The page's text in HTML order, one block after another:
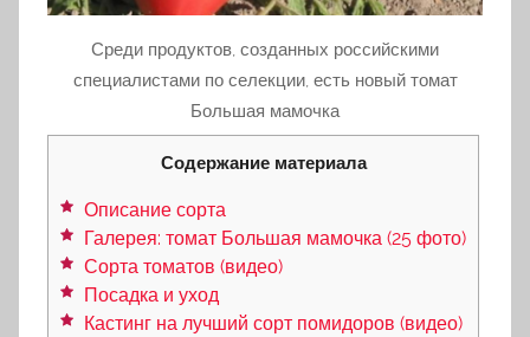
Среди продуктов, созданных российскими
специалистами по селекции, есть новый томат
Большая мамочка
Содержание материала
Описание сорта
Галерея: томат Большая мамочка (25 фото)
Сорта томатов (видео)
Посадка и уход
Кастинг на лучший сорт помидоров (видео)